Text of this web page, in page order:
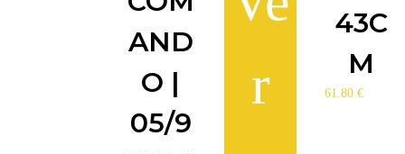
AND
O |
05/9
r
43C
M
61.80 €